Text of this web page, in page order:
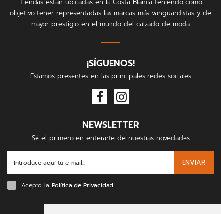
Tiendas estan ubicadas en la Costa Blanca teniendo como
objetivo tener representadas las marcas más vanguardistas y de
mayor prestigio en el mundo del calzado de moda
¡SÍGUENOS!
Estamos presentes en las principales redes sociales
NEWSLETTER
Sé el primero en enterarte de nuestras novedades
ENVIAR
Acepto la Política de Privacidad